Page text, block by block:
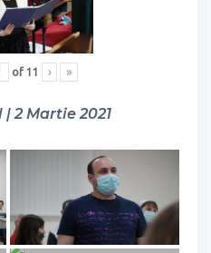
of 11 › »
2 Martie 2021